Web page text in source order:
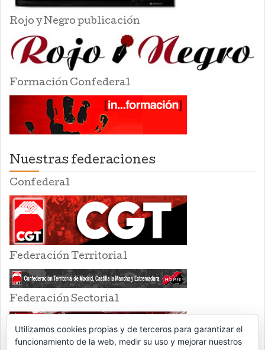
Rojo y Negro publicación
Formación Confederal
Nuestras federaciones
Confederal
Federación Territorial
Federación Sectorial
Utilizamos cookies propias y de terceros para garantizar el
funcionamiento de la web, medir su uso y mejorar nuestros